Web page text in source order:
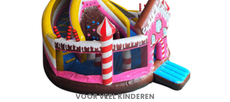
VOOR VEEL KINDEREN